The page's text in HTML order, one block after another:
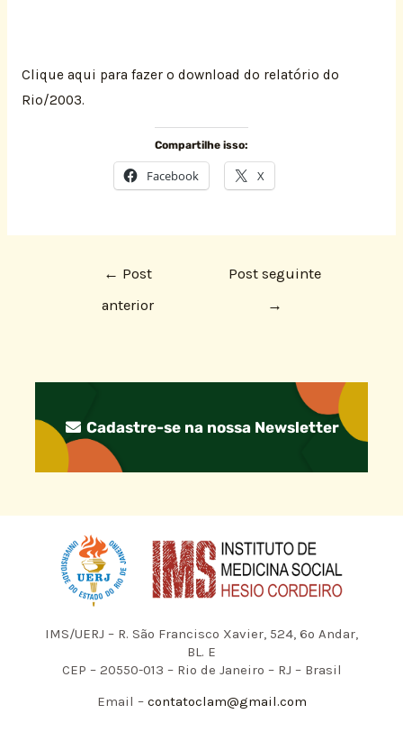
Clique aqui para fazer o download do relatório do
Rio/2003.
Compartilhe isso:
Facebook X
← Post
anterior
Post seguinte
→
Cadastre-se na nossa Newsletter
IMS/UERJ – R. São Francisco Xavier, 524, 6º Andar,
BL. E
CEP – 20550-013 – Rio de Janeiro – RJ – Brasil
Email –contatoclam@gmail.com